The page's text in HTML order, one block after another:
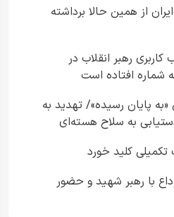
از همین حالا برداشته
رهبر انقلاب در
شماره افتاده است​
پایان رسیده»/ تهدید به
به سلاح هسته‌ای
کلید خورد
با رهبر شهید و حضور